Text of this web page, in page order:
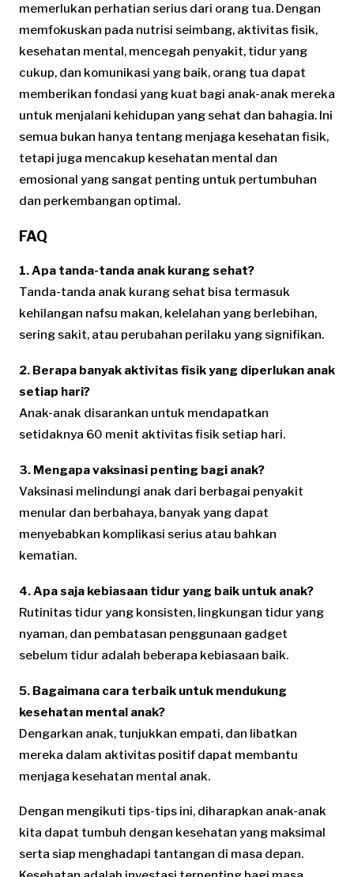
memerlukan perhatian serius dari orang tua. Dengan
memfokuskan pada nutrisi seimbang, aktivitas fisik,
kesehatan mental, mencegah penyakit, tidur yang
cukup, dan komunikasi yang baik, orang tua dapat
memberikan fondasi yang kuat bagi anak-anak mereka
untuk menjalani kehidupan yang sehat dan bahagia. Ini
semua bukan hanya tentang menjaga kesehatan fisik,
tetapi juga mencakup kesehatan mental dan
emosional yang sangat penting untuk pertumbuhan
dan perkembangan optimal.
FAQ
1. Apa tanda-tanda anak kurang sehat?
Tanda-tanda anak kurang sehat bisa termasuk
kehilangan nafsu makan, kelelahan yang berlebihan,
sering sakit, atau perubahan perilaku yang signifikan.
2. Berapa banyak aktivitas fisik yang diperlukan anak
setiap hari?
Anak-anak disarankan untuk mendapatkan
setidaknya 60 menit aktivitas fisik setiap hari.
3. Mengapa vaksinasi penting bagi anak?
Vaksinasi melindungi anak dari berbagai penyakit
menular dan berbahaya, banyak yang dapat
menyebabkan komplikasi serius atau bahkan
kematian.
4. Apa saja kebiasaan tidur yang baik untuk anak?
Rutinitas tidur yang konsisten, lingkungan tidur yang
nyaman, dan pembatasan penggunaan gadget
sebelum tidur adalah beberapa kebiasaan baik.
5. Bagaimana cara terbaik untuk mendukung
kesehatan mental anak?
Dengarkan anak, tunjukkan empati, dan libatkan
mereka dalam aktivitas positif dapat membantu
menjaga kesehatan mental anak.
Dengan mengikuti tips-tips ini, diharapkan anak-anak
kita dapat tumbuh dengan kesehatan yang maksimal
serta siap menghadapi tantangan di masa depan.